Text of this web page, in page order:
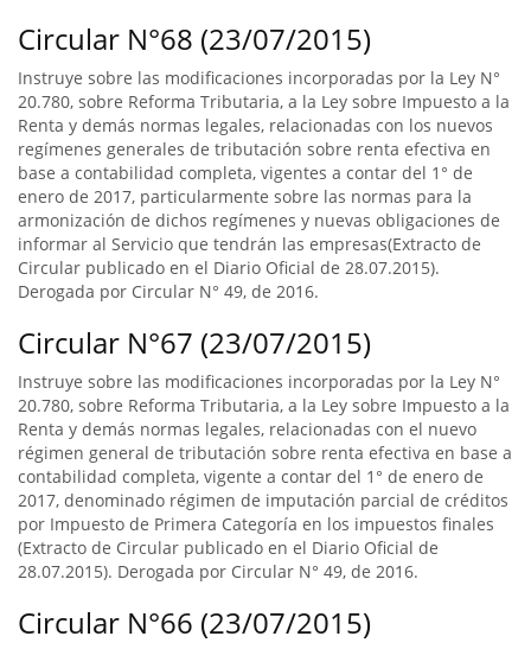
Circular N°68 (23/07/2015)
Instruye sobre las modificaciones incorporadas por la Ley N°
20.780, sobre Reforma Tributaria, a la Ley sobre Impuesto a la
Renta y demás normas legales, relacionadas con los nuevos
regímenes generales de tributación sobre renta efectiva en
base a contabilidad completa, vigentes a contar del 1° de
enero de 2017, particularmente sobre las normas para la
armonización de dichos regímenes y nuevas obligaciones de
informar al Servicio que tendrán las empresas(Extracto de
Circular publicado en el Diario Oficial de 28.07.2015).
Derogada por Circular N° 49, de 2016.
Circular N°67 (23/07/2015)
Instruye sobre las modificaciones incorporadas por la Ley N°
20.780, sobre Reforma Tributaria, a la Ley sobre Impuesto a la
Renta y demás normas legales, relacionadas con el nuevo
régimen general de tributación sobre renta efectiva en base a
contabilidad completa, vigente a contar del 1° de enero de
2017, denominado régimen de imputación parcial de créditos
por Impuesto de Primera Categoría en los impuestos finales
(Extracto de Circular publicado en el Diario Oficial de
28.07.2015). Derogada por Circular N° 49, de 2016.
Circular N°66 (23/07/2015)